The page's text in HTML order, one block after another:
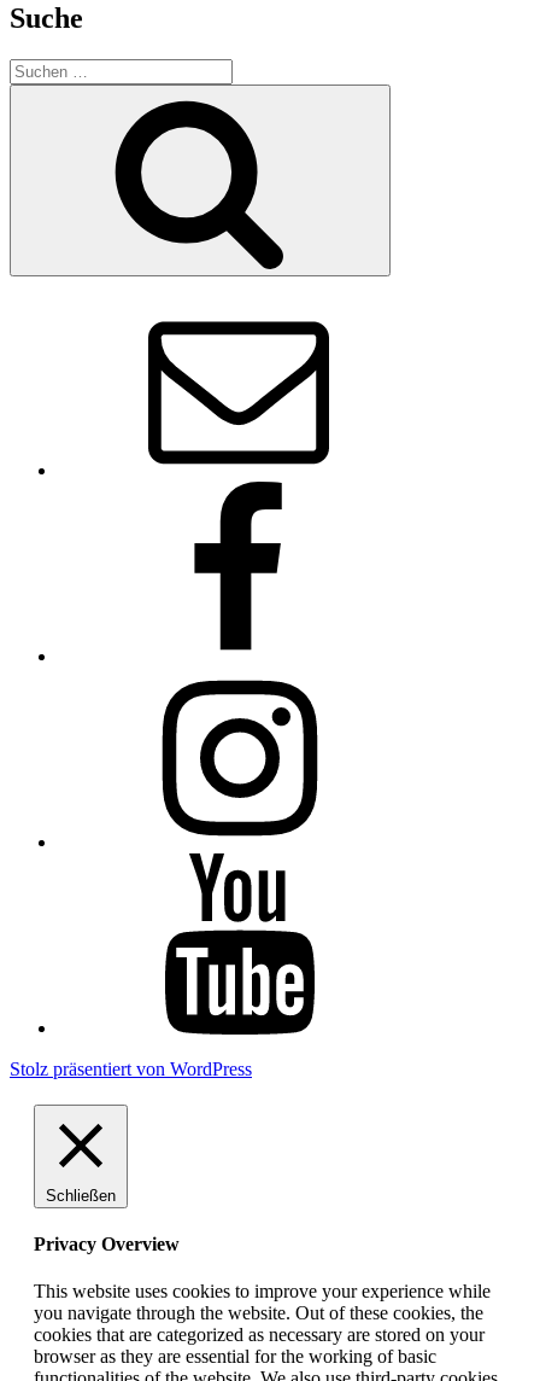
Suche
Suchen
nach:
Stolz präsentiert von WordPress
Schließen
Privacy Overview
This website uses cookies to improve your experience while
you navigate through the website. Out of these cookies, the
cookies that are categorized as necessary are stored on your
browser as they are essential for the working of basic